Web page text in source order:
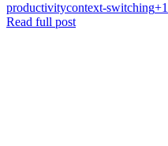
productivitycontext-switching+1
Read full post